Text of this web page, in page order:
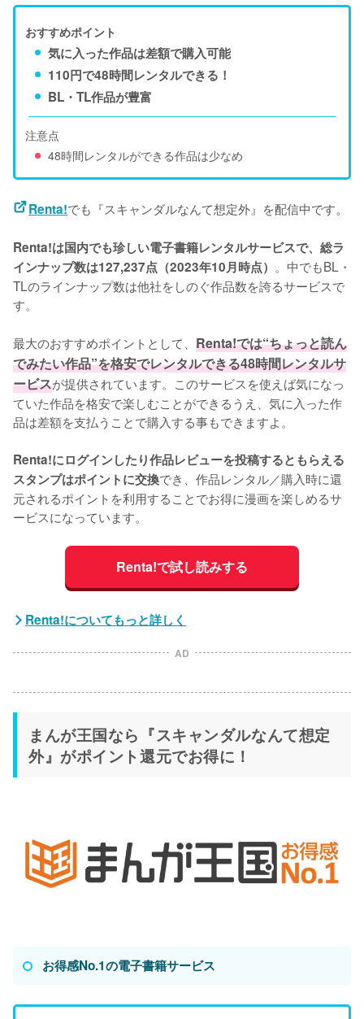
おすすめポイント
気に入った作品は差額で購入可能
110円で48時間レンタルできる！
BL・TL作品が豊富
注意点
48時間レンタルができる作品は少なめ
Renta!でも『スキャンダルなんて想定外』を配信中です。
Renta!は国内でも珍しい電子書籍レンタルサービスで、総ラ
インナップ数は127,237点（2023年10月時点） 。中でもBL・
TLのラインナップ数は他社をしのぐ作品数を誇るサービスで
す。
最大のおすすめポイントとして、 Renta!では“ちょっと読ん
でみたい作品”を格安でレンタルできる48時間レンタルサ
ービスが提供されています。このサービスを使えば気になっ
ていた作品を格安で楽しむことができるうえ、気に入った作
品は差額を支払うことで購入する事もできますよ。
Renta!にログインしたり作品レビューを投稿するともらえる
スタンプはポイントに交換でき、作品レンタル／購入時に還
元されるポイントを利用することでお得に漫画を楽しめるサ
ービスになっています。
Renta!で試し読みする
Renta!についてもっと詳しく
AD
まんが王国なら『スキャンダルなんて想定
外』がポイント還元でお得に！
お得感No.1の電子書籍サービス